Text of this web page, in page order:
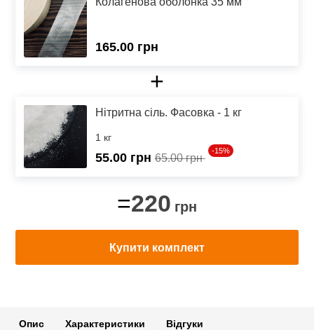
165.00 грн
+
Нітритна сіль. Фасовка - 1 кг
1 кг
55.00 грн 65.00 грн
-15%
=220 грн
Купити комплект
Опис Характеристики Відгуки